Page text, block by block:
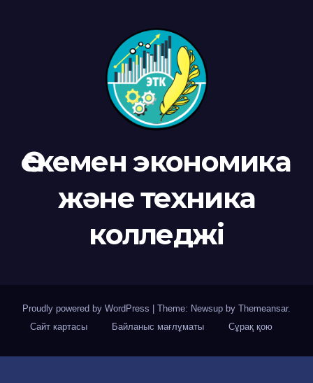
Өскемен экономика
және техника
колледжі
Proudly powered by WordPress Theme: Newsup by Themeansar.
Сайт картасы
Байланыс мағлұматы Сұрақ қою